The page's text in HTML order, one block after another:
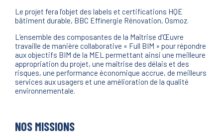
Le projet fera l’objet des labels et certifications HQE
bâtiment durable, BBC Effinergie Rénovation, Osmoz.
L’ensemble des composantes de la Maîtrise d’Œuvre
travaille de manière collaborative « Full BIM » pour répondre
aux objectifs BIM de la MEL permettant ainsi une meilleure
appropriation du projet, une maîtrise des délais et des
risques, une performance économique accrue, de meilleurs
services aux usagers et une amélioration de la qualité
environnementale.
NOS MISSIONS